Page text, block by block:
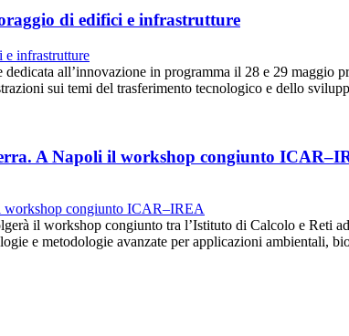
di edifici e infrastrutture
all’innovazione in programma il 28 e 29 maggio
sui temi del trasferimento tecnologico e dello
A Napoli il workshop congiunto
il workshop congiunto tra l’Istituto di Calcolo e Reti
e metodologie avanzate per applicazioni ambientali,